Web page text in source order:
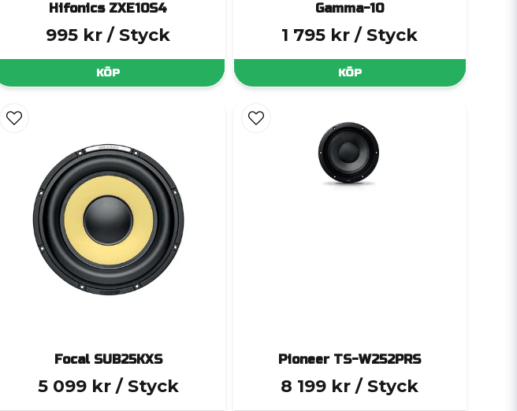
Hifonics ZXE10S4
995 kr / Styck
KÖP
Gamma-10
1 795 kr / Styck
KÖP
Focal SUB25KXS
5 099 kr / Styck
Pioneer TS-W252PRS
8 199 kr / Styck